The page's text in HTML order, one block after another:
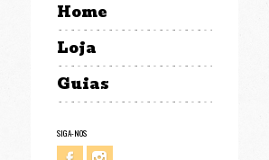
Home
Loja
Guias
SIGA-NOS